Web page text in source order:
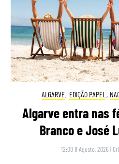
ALGARVE, EDIÇÃO PAPEL ,
Algarve entra nas
Branco e José
12:00 8 Agosto, 2026 |